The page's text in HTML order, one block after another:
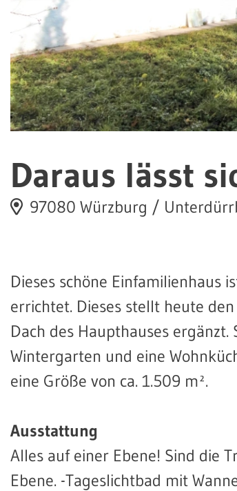
Daraus lässt
97080 Würzburg /
Dieses schöne Einfamilienhaus
errichtet. Dieses stellt heute
Dach des Haupthauses
Wintergarten und eine
eine Größe von ca. 1.509 m².
Ausstattung
Alles auf einer Ebene! Sind die
Ebene. -Tageslichtbad mit